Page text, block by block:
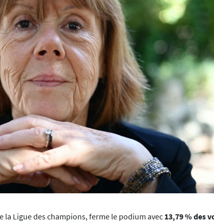
la Ligue des champions, ferme le podium avec 13,79 % des